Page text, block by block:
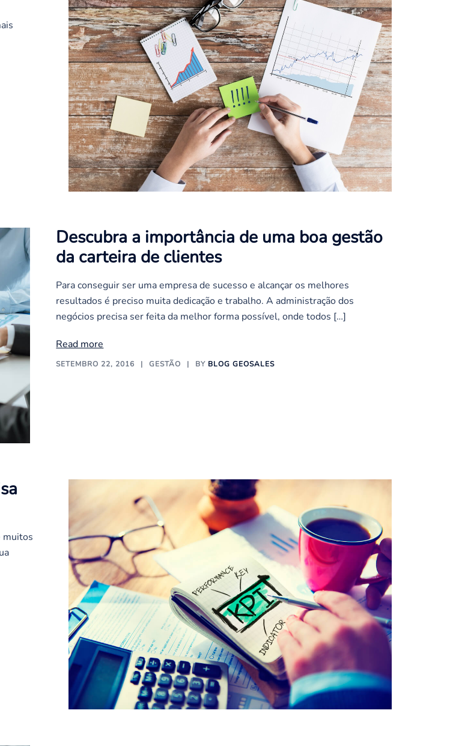
Descubra a importância de uma boa gestão
da carteira de clientes
Para conseguir ser uma empresa de sucesso e alcançar os melhores
resultados é preciso muita dedicação e trabalho. A administração dos
negócios precisa ser feita da melhor forma possível, onde todos […]
Read more
SETEMBRO 22, 2016 GESTÃO BY BLOG GEOSALES
muitos